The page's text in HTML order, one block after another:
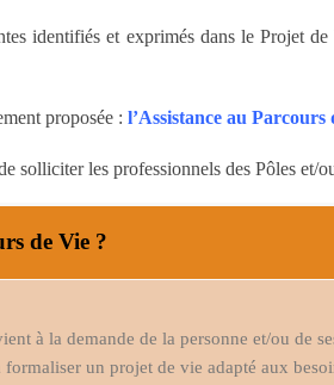
identifiés et exprimés dans le Projet
proposée : l’Assistance au Parcours
solliciter les professionnels des Pôles et/
de Vie ?
à la demande de la personne et/ou de
un projet de vie adapté aux